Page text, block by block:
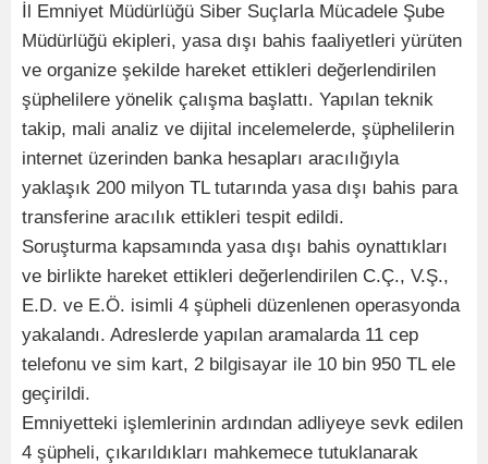
İl Emniyet Müdürlüğü Siber Suçlarla Mücadele Şube
Müdürlüğü ekipleri, yasa dışı bahis faaliyetleri yürüten
ve organize şekilde hareket ettikleri değerlendirilen
şüphelilere yönelik çalışma başlattı. Yapılan teknik
takip, mali analiz ve dijital incelemelerde, şüphelilerin
internet üzerinden banka hesapları aracılığıyla
yaklaşık 200 milyon TL tutarında yasa dışı bahis para
transferine aracılık ettikleri tespit edildi.
Soruşturma kapsamında yasa dışı bahis oynattıkları
ve birlikte hareket ettikleri değerlendirilen C.Ç., V.Ş.,
E.D. ve E.Ö. isimli 4 şüpheli düzenlenen operasyonda
yakalandı. Adreslerde yapılan aramalarda 11 cep
telefonu ve sim kart, 2 bilgisayar ile 10 bin 950 TL ele
geçirildi.
Emniyetteki işlemlerinin ardından adliyeye sevk edilen
4 şüpheli, çıkarıldıkları mahkemece tutuklanarak